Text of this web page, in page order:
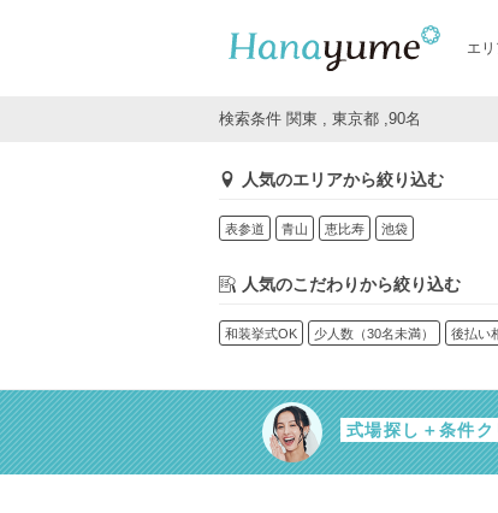
エ
検索条件 関東 , 東京都 ,90名
人気のエリアから絞り込む
表参道 青山 恵比寿 池袋
人気のこだわりから絞り込む
和装挙式OK 少人数（30名未満） 後払い
式場探し＋条件